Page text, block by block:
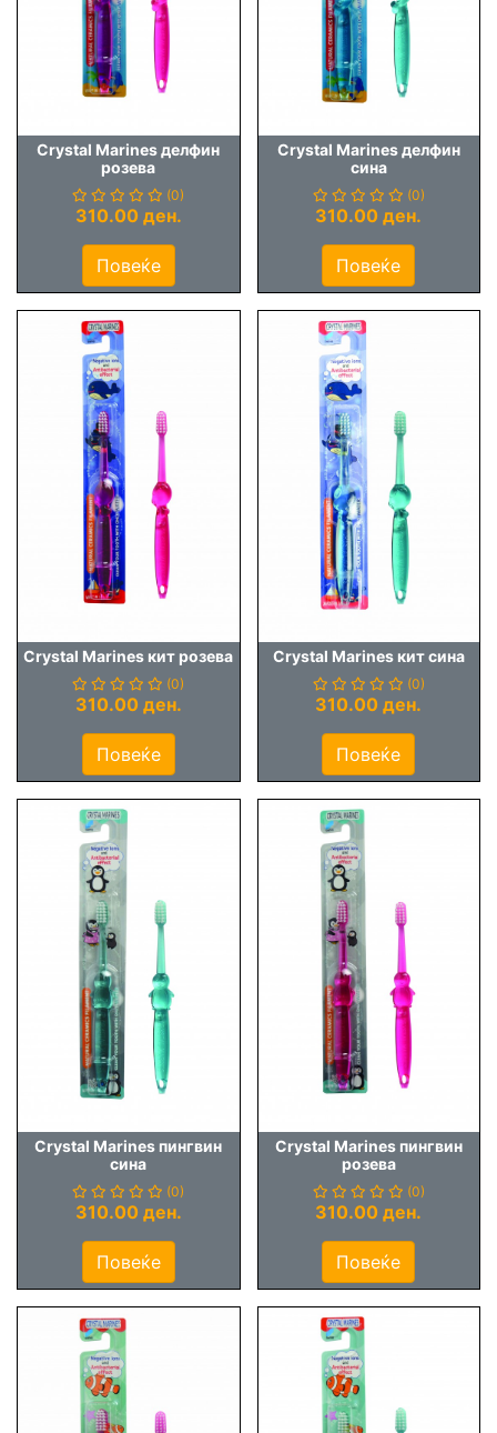
Crystal Marines делфин
розева
(0)
310.00 ден.
Повеќе
Crystal Marines делфин
сина
(0)
310.00 ден.
Повеќе
Crystal Marines кит розева
(0)
310.00 ден.
Повеќе
Crystal Marines кит сина
(0)
310.00 ден.
Повеќе
Crystal Marines пингвин
сина
(0)
310.00 ден.
Повеќе
Crystal Marines пингвин
розева
(0)
310.00 ден.
Повеќе